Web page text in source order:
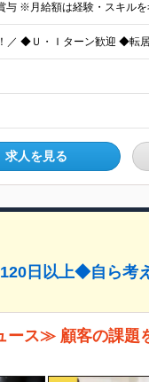
求人を見る
日以上◆自ら考
ス≫ 顧客の課題